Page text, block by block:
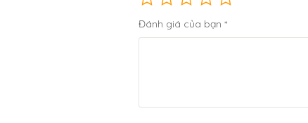
Đánh giá của bạn *